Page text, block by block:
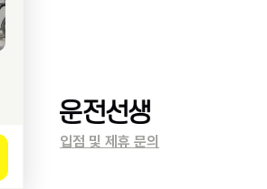
입점 및 제휴 문의